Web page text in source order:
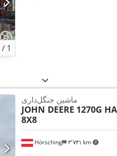
/ 1
Hörsching ۳٬۷۳۱ km
ماشین جنگل‌داری
JOHN DEERE 1270G
8X8